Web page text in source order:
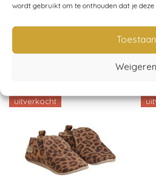
wordt gebruikt om te onthouden dat je
Toestaan
Weigeren
Enfant – Thermoboots
€
uitverkocht